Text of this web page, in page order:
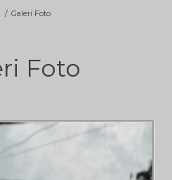
/ Galeri Foto
Foto